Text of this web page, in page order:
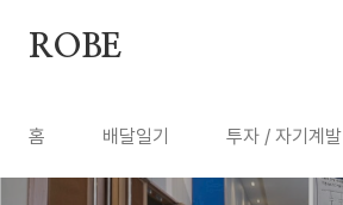
ROBE
홈 배달일기 투자 / 자기계발